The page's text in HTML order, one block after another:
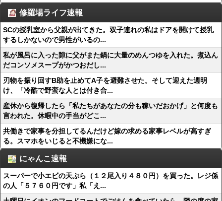
修羅場ライフ速報
SCの授乳室から父親が出てきた。双子連れの私はドアを開けて授乳
するしかないので男性がいるの...
私が風呂に入った隙に父がまた鍋に大量のめんつゆを入れた。煮込ん
だコンソメスープがかつおだし...
刃物を振り回すB助を止めてA子を避難させた。そして迎えた週明
け、「冷酷で野蛮な人とは付き合...
産休から復帰したら「私たちがあなたの分も稼いだおかげ」と何度も
言われた。休暇中の手当がどこ...
共働きで家事を分担してるんだけど嫁の求める家事レベルが高すぎ
る。スマホをいじると不機嫌にな...
にゃんこ速報
スーパーで小エビの天ぷら（１２尾入り４８０円）を買った。レジ係
の人「５７６０円です」私「え...